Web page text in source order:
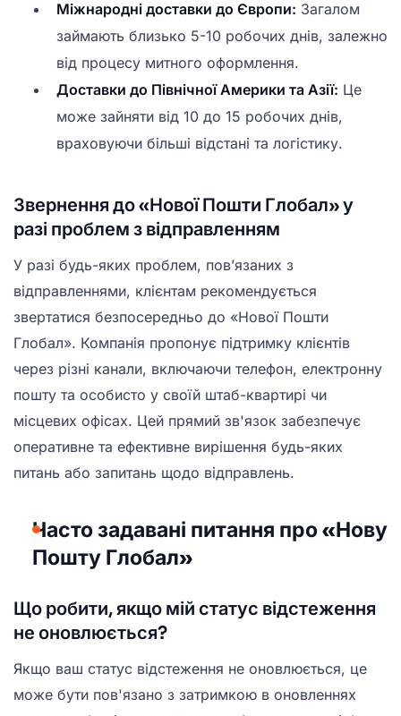
Міжнародні доставки до Європи: Загалом
займають близько 5-10 робочих днів, залежно
від процесу митного оформлення.
Доставки до Північної Америки та Азії: Це
може зайняти від 10 до 15 робочих днів,
враховуючи більші відстані та логістику.
Звернення до «Нової Пошти Глобал» у
разі проблем з відправленням
У разі будь-яких проблем, пов’язаних з
відправленнями, клієнтам рекомендується
звертатися безпосередньо до «Нової Пошти
Глобал». Компанія пропонує підтримку клієнтів
через різні канали, включаючи телефон, електронну
пошту та особисто у своїй штаб-квартирі чи
місцевих офісах. Цей прямий зв'язок забезпечує
оперативне та ефективне вирішення будь-яких
питань або запитань щодо відправлень.
Часто задавані питання про «Нову
Пошту Глобал»
Що робити, якщо мій статус відстеження
не оновлюється?
Якщо ваш статус відстеження не оновлюється, це
може бути пов'язано з затримкою в оновленнях